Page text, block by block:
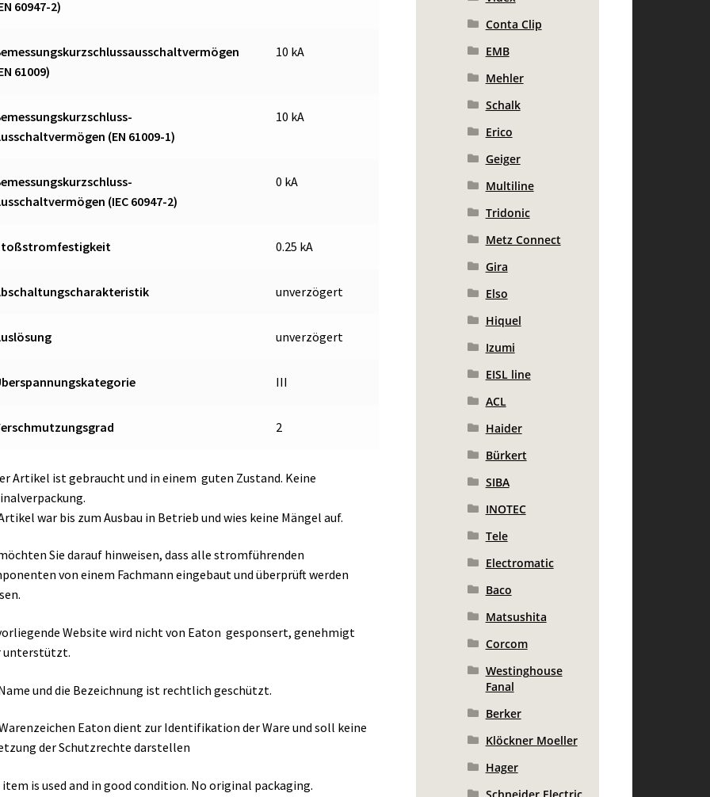
60947-2)
61009)
10 kA
(EN 61009-1)
10 kA
(IEC 60947-2)
0 kA
0.25 kA
unverzögert
unverzögert
III
2
Artikel ist gebraucht und in einem guten Zustand. Keine
war bis zum Ausbau in Betrieb und wies keine Mängel auf.
Sie darauf hinweisen, dass alle stromführenden
von einem Fachmann eingebaut und überprüft werden
Website wird nicht von Eaton gesponsert, genehmigt
unterstützt.
und die Bezeichnung ist rechtlich geschützt.
Eaton dient zur Identifikation der Ware und soll keine
der Schutzrechte darstellen
is used and in good condition. No original packaging.
Conta Clip
EMB
Mehler
Schalk
Erico
Geiger
Multiline
Tridonic
Metz Connect
Gira
Elso
Hiquel
Izumi
EISL line
ACL
Haider
Bürkert
SIBA
INOTEC
Tele
Electromatic
Baco
Matsushita
Corcom
Westinghouse
Fanal
Berker
Klöckner Moeller
Hager
Schneider Electric